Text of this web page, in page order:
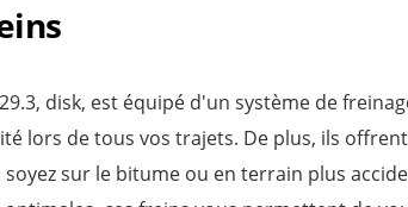
disk, est équipé d'un système de
lors de tous vos trajets. De plus, ils
soyez sur le bitume ou en terrain plus